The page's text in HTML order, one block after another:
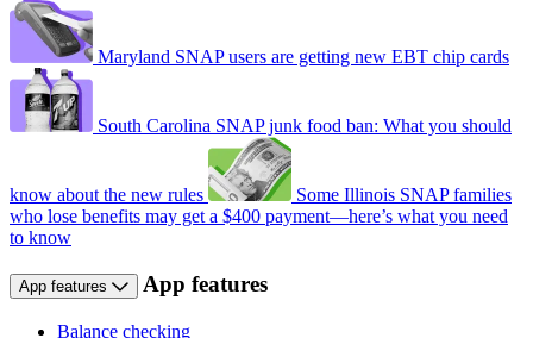
Maryland SNAP users are getting new EBT chip cards
South Carolina SNAP junk food ban: What you should
know about the new rules
Some Illinois SNAP families
who lose benefits may get a $400 payment—here’s what you need
to know
App features App features
Balance checking